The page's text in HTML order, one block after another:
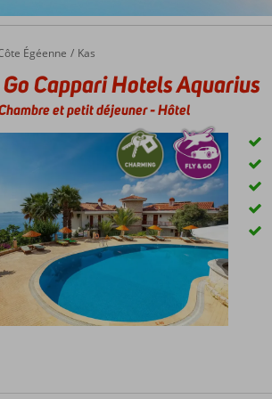
Égéenne Kas
Cappari Hotels Aquarius
et petit déjeuner-Hôtel